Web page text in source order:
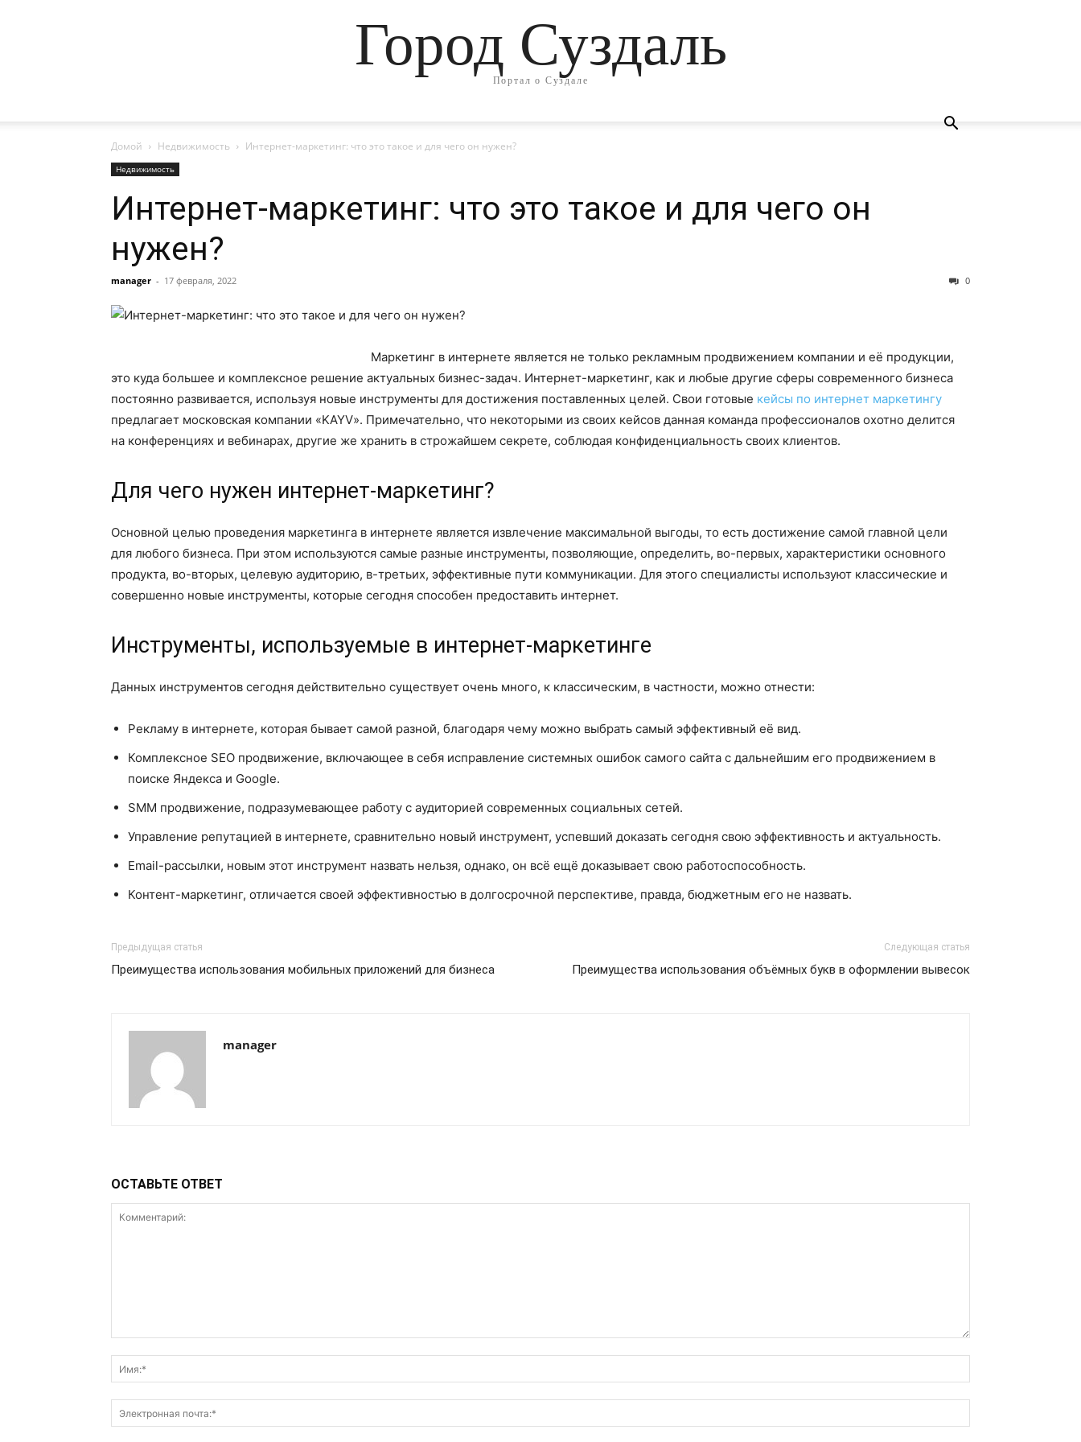
Город Суздаль
Портал о Суздале
Домой Недвижимость Интернет-маркетинг: что это такое и для чего он нужен?
Недвижимость
Интернет-маркетинг: что это такое и для чего он
нужен?
manager - 17 февраля, 2022 0
Маркетинг в интернете является не только рекламным продвижением компании и её продукции,
это куда большее и комплексное решение актуальных бизнес-задач. Интернет-маркетинг, как и любые другие сферы современного бизнеса
постоянно развивается, используя новые инструменты для достижения поставленных целей. Свои готовые кейсы по интернет маркетингу
предлагает московская компании «KAYV». Примечательно, что некоторыми из своих кейсов данная команда профессионалов охотно делится
на конференциях и вебинарах, другие же хранить в строжайшем секрете, соблюдая конфиденциальность своих клиентов.
Для чего нужен интернет-маркетинг?
Основной целью проведения маркетинга в интернете является извлечение максимальной выгоды, то есть достижение самой главной цели
для любого бизнеса. При этом используются самые разные инструменты, позволяющие, определить, во-первых, характеристики основного
продукта, во-вторых, целевую аудиторию, в-третьих, эффективные пути коммуникации. Для этого специалисты используют классические и
совершенно новые инструменты, которые сегодня способен предоставить интернет.
Инструменты, используемые в интернет-маркетинге
Данных инструментов сегодня действительно существует очень много, к классическим, в частности, можно отнести:
Рекламу в интернете, которая бывает самой разной, благодаря чему можно выбрать самый эффективный её вид.
Комплексное SEO продвижение, включающее в себя исправление системных ошибок самого сайта с дальнейшим его продвижением в
поиске Яндекса и Google.
SMM продвижение, подразумевающее работу с аудиторией современных социальных сетей.
Управление репутацией в интернете, сравнительно новый инструмент, успевший доказать сегодня свою эффективность и актуальность.
Email-рассылки, новым этот инструмент назвать нельзя, однако, он всё ещё доказывает свою работоспособность.
Контент-маркетинг, отличается своей эффективностью в долгосрочной перспективе, правда, бюджетным его не назвать.
Предыдущая статья
Преимущества использования мобильных приложений для бизнеса
Следующая статья
Преимущества использования объёмных букв в оформлении вывесок
manager
ОСТАВЬТЕ ОТВЕТ